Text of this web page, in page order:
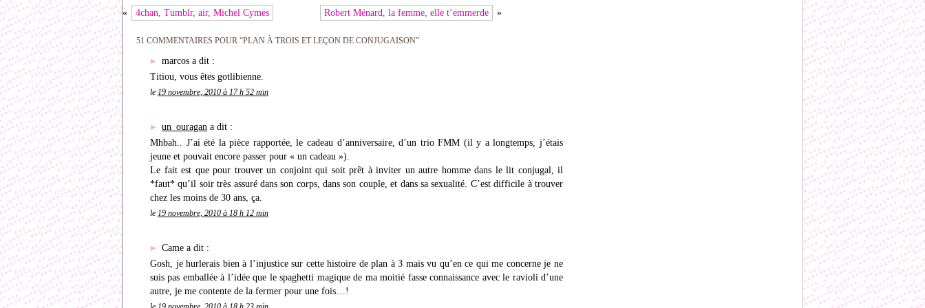
« 4chan, Tumblr, air, Michel Cymes Robert Ménard, la femme, elle t’emmerde »
51 COMMENTAIRES POUR “PLAN À TROIS ET LEÇON DE CONJUGAISON”
marcos a dit :
Titiou, vous êtes gotlibienne.
le 19 novembre, 2010 à 17 h 52 min
un_ouragan a dit :
Mhbah.. J’ai été la pièce rapportée, le cadeau d’anniversaire, d’un trio FMM (il y a longtemps, j’étais
jeune et pouvait encore passer pour « un cadeau »).
Le fait est que pour trouver un conjoint qui soit prêt à inviter un autre homme dans le lit conjugal, il
*faut* qu’il soir très assuré dans son corps, dans son couple, et dans sa sexualité. C’est difficile à trouver
chez les moins de 30 ans, ça.
le 19 novembre, 2010 à 18 h 12 min
Came a dit :
Gosh, je hurlerais bien à l’injustice sur cette histoire de plan à 3 mais vu qu’en ce qui me concerne je ne
suis pas emballée à l’idée que le spaghetti magique de ma moitié fasse connaissance avec le ravioli d’une
autre, je me contente de la fermer pour une fois…!